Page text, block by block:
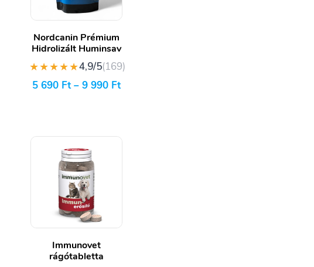
Nordcanin Prémium
Hidrolizált Huminsav
★★★★★4,9/5(169)
5 690 Ft– 9 990 Ft
Immunovet
rágótabletta